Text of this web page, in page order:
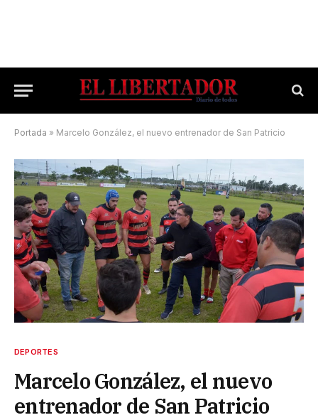
Portada » Marcelo González, el nuevo entrenador de San Patricio
DEPORTES
Marcelo González, el nuevo
entrenador de San Patricio